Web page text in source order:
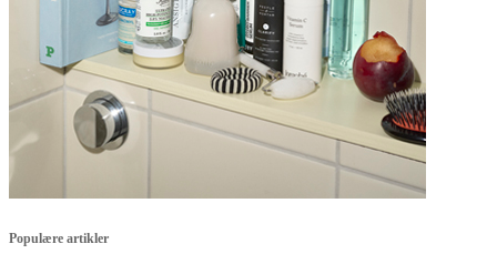
Populære artikler